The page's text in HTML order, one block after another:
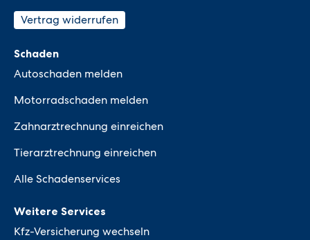
Vertrag widerrufen
Schaden
Autoschaden melden
Motorradschaden melden
Zahnarztrechnung einreichen
Tierarztrechnung einreichen
Alle Schadenservices
Weitere Services
Kfz-Versicherung wechseln